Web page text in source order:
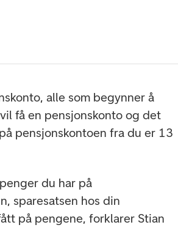
alle som begynner å
få en pensjonskonto og det
pensjonskontoen fra du er 13
du har på
sparesatsen hos din
på pengene, forklarer Stian